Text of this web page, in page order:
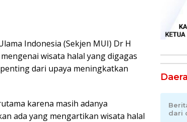
Indonesia (Sekjen MUI) Dr H
wisata halal yang digagas
dari upaya meningkatkan
karena masih adanya
ada yang mengartikan wisata halal
dari